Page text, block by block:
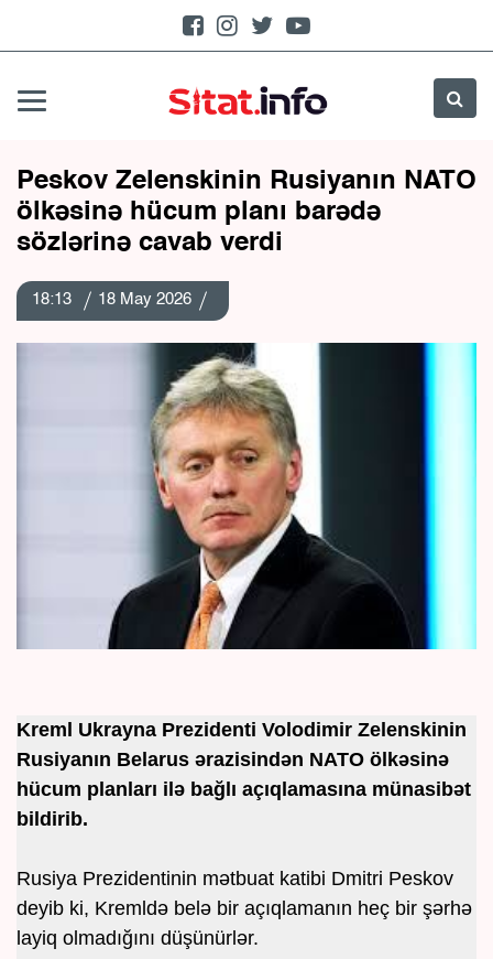
Peskov Zelenskinin Rusiyanın NATO
ölkəsinə hücum planı barədə
sözlərinə cavab verdi
18:13 18 May 2026
Kreml Ukrayna Prezidenti Volodimir Zelenskinin
Rusiyanın Belarus ərazisindən NATO ölkəsinə
hücum planları ilə bağlı açıqlamasına münasibət
bildirib.
Rusiya Prezidentinin mətbuat katibi Dmitri Peskov
deyib ki, Kremldə belə bir açıqlamanın heç bir şərhə
layiq olmadığını düşünürlər.